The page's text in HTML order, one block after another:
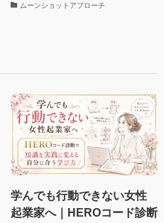
ムーンショットアプローチ
学んでも行動できない女性
起業家へ｜HEROコード診断